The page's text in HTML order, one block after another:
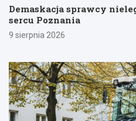
Demaskacja sprawcy
sercu Poznania
9 sierpnia 2026